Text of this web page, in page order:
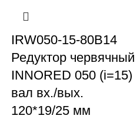
IRW050-15-80B14
Редуктор червячный
INNORED 050 (i=15)
вал вх./вых.
120*19/25 мм